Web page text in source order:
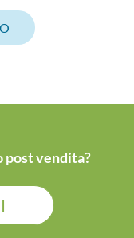
post vendita?